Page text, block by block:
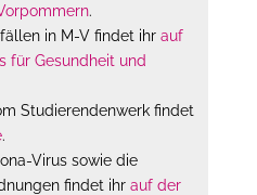
.
in M-V findet ihr auf
für Gesundheit und
Studierendenwerk findet
.
Virus sowie die
findet ihr auf der